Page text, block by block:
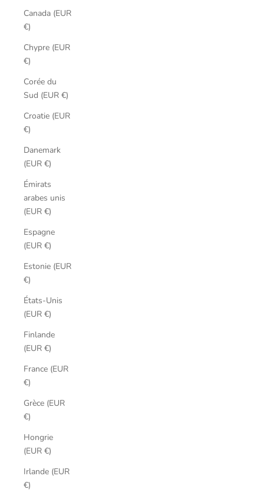
Canada (EUR
€)
Chypre (EUR
€)
Corée du
Sud (EUR €)
Croatie (EUR
€)
Danemark
(EUR €)
Émirats
arabes unis
(EUR €)
Espagne
(EUR €)
Estonie (EUR
€)
États-Unis
(EUR €)
Finlande
(EUR €)
France (EUR
€)
Grèce (EUR
€)
Hongrie
(EUR €)
Irlande (EUR
€)